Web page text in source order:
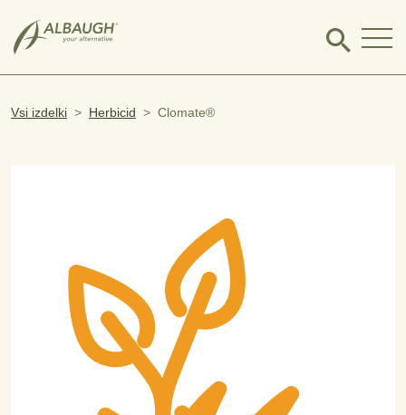
Click
search
Vsi izdelki Herbicid Clomate®